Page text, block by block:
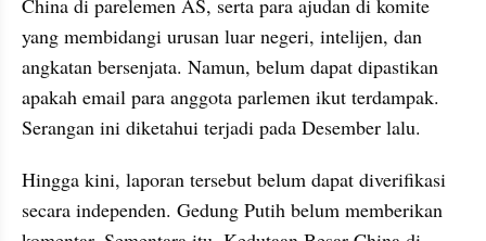
China di parelemen AS, serta para ajudan di komite
yang membidangi urusan luar negeri, intelijen, dan
angkatan bersenjata. Namun, belum dapat dipastikan
apakah email para anggota parlemen ikut terdampak.
Serangan ini diketahui terjadi pada Desember lalu.
Hingga kini, laporan tersebut belum dapat diverifikasi
secara independen. Gedung Putih belum memberikan